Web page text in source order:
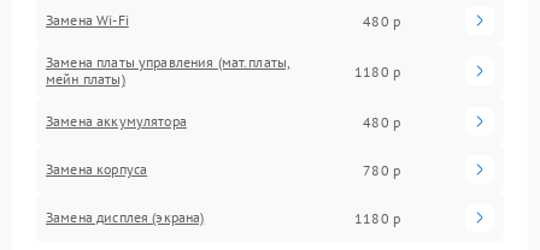
Замена Wi-Fi 480 р
Замена платы управления (мат.платы,
мейн платы)
1180 р
Замена аккумулятора 480 р
Замена корпуса 780 р
Замена дисплея (экрана) 1180 р